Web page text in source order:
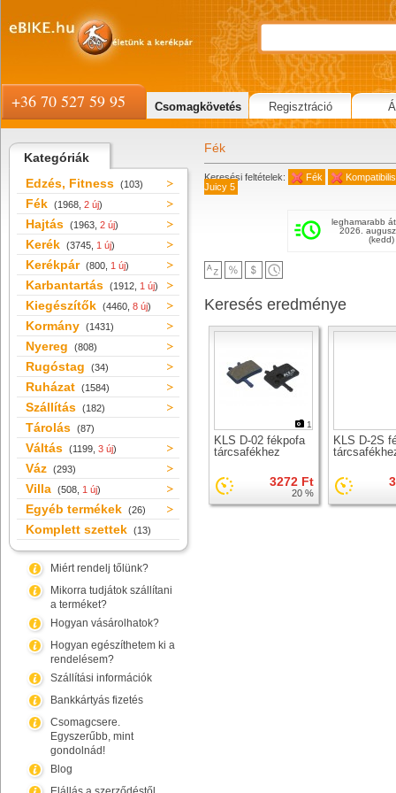
Kategóriák
Edzés, Fitness (103)
Fék (1968, 2 új)
Hajtás (1963, 2 új)
Kerék (3745, 1 új)
Kerékpár (800, 1 új)
Karbantartás (1912, 1 új)
Kiegészítők (4460, 8 új)
Kormány (1431)
Nyereg (808)
Rugóstag (34)
Ruházat (1584)
Szállítás (182)
Tárolás (87)
Váltás (1199, 3 új)
Váz (293)
Villa (508, 1 új)
Egyéb termékek (26)
Komplett szettek (13)
Miért rendelj tőlünk?
Mikorra tudjátok szállítani
a terméket?
Hogyan vásárolhatok?
Hogyan egészíthetem ki a
rendelésem?
Szállítási információk
Bankkártyás fizetés
Csomagcsere.
Egyszerűbb, mint
gondolnád!
Blog
Fék
Keresési feltételek: Fék
Juicy 5
leghamarabb
2026.
(kedd)
Keresés eredménye
1
KLS D-02 fékpofa
tárcsafékhez
3272 Ft
20 %
KLS D-2S
+36 70 527 59 95 Csomagkövetés Regisztráció